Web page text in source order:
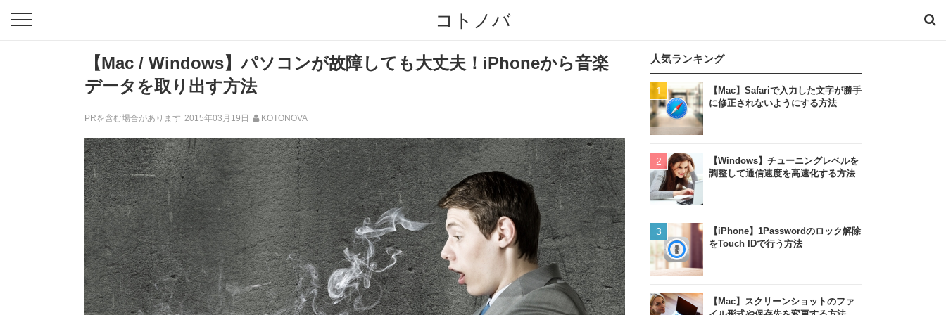
コトノバ
【Mac / Windows】パソコンが故障しても大丈夫！iPhoneから音楽
データを取り出す方法
PRを含む場合があります 2015年03月19日 KOTONOVA
人気ランキング
【Mac】Safariで入力した文字が勝手
に修正されないようにする方法
【Windows】チューニングレベルを
調整して通信速度を高速化する方法
【iPhone】1Passwordのロック解除
をTouch IDで行う方法
【Mac】スクリーンショットのファ